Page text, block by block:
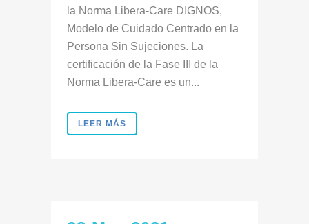
la Norma Libera-Care DIGNOS,
Modelo de Cuidado Centrado en la
Persona Sin Sujeciones. La
certificación de la Fase III de la
Norma Libera-Care es un...
LEER MÁS